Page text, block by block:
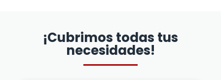
¡Cubrimos todas tus
necesidades!